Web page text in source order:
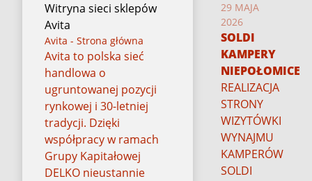
Witryna sieci sklepów
Avita
Avita - Strona główna
Avita to polska sieć
handlowa o
ugruntowanej pozycji
rynkowej i 30-letniej
tradycji. Dzięki
współpracy w ramach
Grupy Kapitałowej
DELKO nieustannie
29 MAJA
2026
SOLDI
KAMPERY
NIEPOŁOMICE
REALIZACJA
STRONY
WIZYTÓWKI
WYNAJMU
KAMPERÓW
SOLDI